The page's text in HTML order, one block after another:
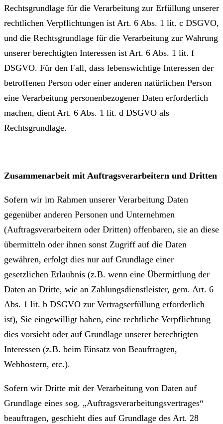
Rechtsgrundlage für die Verarbeitung zur Erfüllung unserer
rechtlichen Verpflichtungen ist Art. 6 Abs. 1 lit. c DSGVO,
und die Rechtsgrundlage für die Verarbeitung zur Wahrung
unserer berechtigten Interessen ist Art. 6 Abs. 1 lit. f
DSGVO. Für den Fall, dass lebenswichtige Interessen der
betroffenen Person oder einer anderen natürlichen Person
eine Verarbeitung personenbezogener Daten erforderlich
machen, dient Art. 6 Abs. 1 lit. d DSGVO als
Rechtsgrundlage.
Zusammenarbeit mit Auftragsverarbeitern und Dritten
Sofern wir im Rahmen unserer Verarbeitung Daten
gegenüber anderen Personen und Unternehmen
(Auftragsverarbeitern oder Dritten) offenbaren, sie an diese
übermitteln oder ihnen sonst Zugriff auf die Daten
gewähren, erfolgt dies nur auf Grundlage einer
gesetzlichen Erlaubnis (z.B. wenn eine Übermittlung der
Daten an Dritte, wie an Zahlungsdienstleister, gem. Art. 6
Abs. 1 lit. b DSGVO zur Vertragserfüllung erforderlich
ist), Sie eingewilligt haben, eine rechtliche Verpflichtung
dies vorsieht oder auf Grundlage unserer berechtigten
Interessen (z.B. beim Einsatz von Beauftragten,
Webhostern, etc.).
Sofern wir Dritte mit der Verarbeitung von Daten auf
Grundlage eines sog. „Auftragsverarbeitungsvertrages“
beauftragen, geschieht dies auf Grundlage des Art. 28